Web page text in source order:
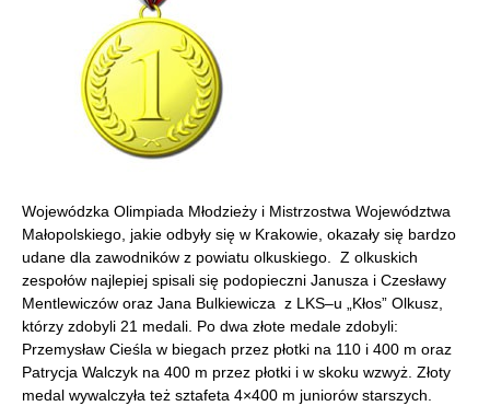
Wojewódzka Olimpiada Młodzieży i Mistrzostwa Województwa
Małopolskiego, jakie odbyły się w Krakowie, okazały się bardzo
udane dla zawodników z powiatu olkuskiego. Z olkuskich
zespołów najlepiej spisali się podopieczni Janusza i Czesławy
Mentlewiczów oraz Jana Bulkiewicza z LKS–u „Kłos” Olkusz,
którzy zdobyli 21 medali. Po dwa złote medale zdobyli:
Przemysław Cieśla w biegach przez płotki na 110 i 400 m oraz
Patrycja Walczyk na 400 m przez płotki i w skoku wzwyż. Złoty
medal wywalczyła też sztafeta 4×400 m juniorów starszych.